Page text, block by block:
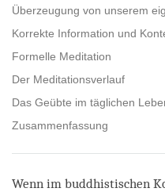
Überzeugung von unserem
Korrekte Information und
Formelle Meditation
Der Meditationsverlauf
Das Geübte im täglichen
Zusammenfassung
Wenn im buddhistischen